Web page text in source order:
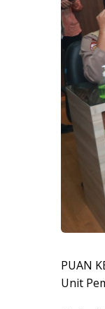
PUAN
Unit